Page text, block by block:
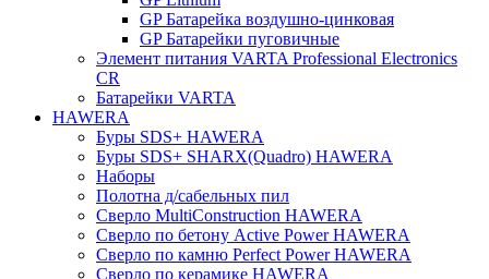
GP Батарейка воздушно-цинковая
GP Батарейки пуговичные
Элемент питания VARTA Professional Electronics
CR
Батарейки VARTA
HAWERA
Буры SDS+ HAWERA
Буры SDS+ SHARX(Quadro) HAWERA
Наборы
Полотна д/сабельных пил
Сверло MultiConstruction HAWERA
Сверло по бетону Active Power HAWERA
Сверло по камню Perfect Power HAWERA
Сверло по керамике HAWERA